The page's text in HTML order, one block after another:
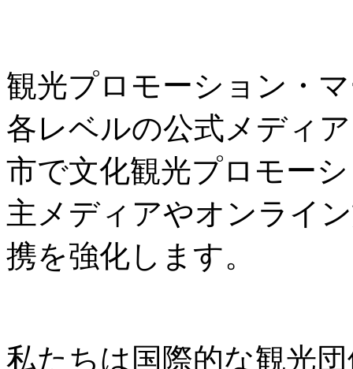
観光プロモーション・
各レベルの公式メディ
市で文化観光プロモー
主メディアやオンライ
携を強化します。
私たちは国際的な観光